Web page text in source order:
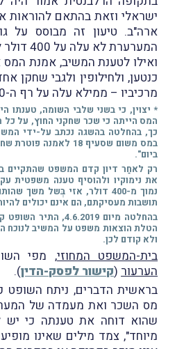
ישראלי וזאת בהתאם להוראות
ארה"ב. טיעון זה מבוסס על
המערערת לא עלה על 400 דולר ליום לכל שחקן.
ואילו לטענת המשיב, אמנת
כנטען, ולחילופין ולגבי
מרכיביו – ממילא עלה על רף ה-400 דולר.
* יצוין, כי בשני שלבי השומה, טענתו
כך, בהחלטה בהשגה נכתב על-ידי
ביום".
רק לאחַר דיון קדם המשפט שהתקיים
את נימוקיו ולהוסיף טענה משפטית
נמוך מ-400 דולר, אזי בְּשל
תושבות מעסיקתם, הם אינם יכולים
בהחלטה מיום
הטלת הוצאות משפט על המשיב לנוכח
ולא קודם לכן.
בית-המשפט המחוזי, מפי
הערעור (קישור לפסק-הדין).
בראשית הדברים, ניתח השופט
מס השכר ואת מעמדה של
שהוא דוחה את טענתה כי יש
מיוחד", צמד מילים שאינו